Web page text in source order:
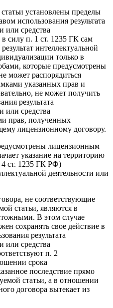
установлены пределы
использования результата
или средства
силу п. 1 ст. 1235 ГК сам
интеллектуальной
только в
которые предусмотрены
может распорядиться
указанных прав и
не может получить
результата
или средства
прав, полученных
лицензионному договору.
лицензионным
указание на территорию
ст. 1235 ГК РФ)
деятельности или
не соответствующие
статьи, являются в
В этом случае
сохранять свое действие в
результата
или средства
п. 2
срока
последствие прямо
статьи, а в отношении
договора вытекает из